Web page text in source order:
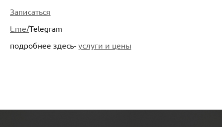
Записаться
t.me/Telegram
подробнее здесь- услуги и цены